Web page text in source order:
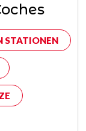
STATIONEN